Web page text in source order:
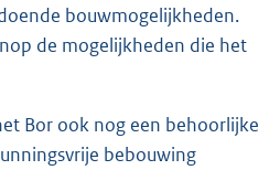
bouwmogelijkheden.
de mogelijkheden die het
Bor ook nog een behoorlijke
bebouwing